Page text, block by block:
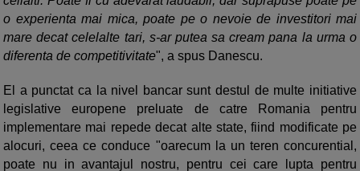
o experienta mai mica, poate pe o nevoie de investitori mai
mare decat celelalte tari, s-ar putea sa cream pana la urma o
diferenta de competitivitate", a spus Danescu.
El a punctat ca la nivel bancar sunt destul de multe initiative
legislative europene preluate de catre Romania pentru
implementare mai repede decat alte state, fiind modificate pe
alocuri, ceea ce conduce "oarecum la un teren concurential,
poate nu in avantajul nostru, pentru cei care lupta pentru